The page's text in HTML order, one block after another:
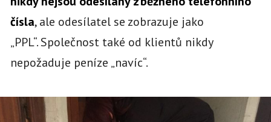
čísla, ale odesílatel se zobrazuje jako
„PPL“. Společnost také od klientů nikdy
nepožaduje peníze „navíc“.